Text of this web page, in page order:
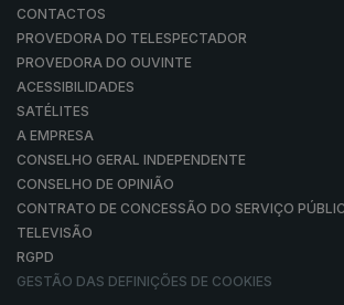
CONTACTOS
PROVEDORA DO TELESPECTADOR
PROVEDORA DO OUVINTE
ACESSIBILIDADES
SATÉLITES
A EMPRESA
CONSELHO GERAL INDEPENDENTE
CONSELHO DE OPINIÃO
CONTRATO DE CONCESSÃO DO SERVIÇO
TELEVISÃO
RGPD
GESTÃO DAS DEFINIÇÕES DE COOKIES